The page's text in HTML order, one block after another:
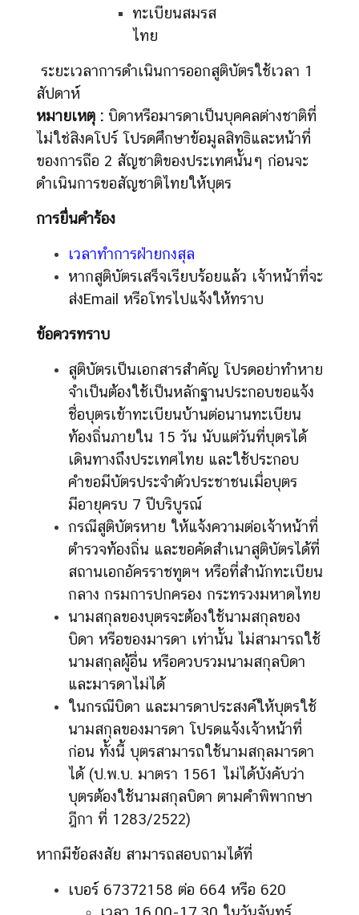
ทะเบียนสมรส
ไทย
ระยะเวลาการดำเนินการออกสูติบัตรใช้เวลา 1
สัปดาห์
หมายเหตุ : บิดาหรือมารดาเป็นบุคคลต่างชาติที่
ไม่ใช่สิงคโปร์ โปรดศึกษาข้อมูลสิทธิและหน้าที่
ของการถือ 2 สัญชาติของประเทศนั้นๆ ก่อนจะ
ดำเนินการขอสัญชาติไทยให้บุตร
การยื่นคำร้อง
เวลาทำการฝ่ายกงสุล
หากสูติบัตรเสร็จเรียบร้อยแล้ว เจ้าหน้าที่จะ
ส่งEmail หรือโทรไปแจ้งให้ทราบ
ข้อควรทราบ
สูติบัตรเป็นเอกสารสำคัญ โปรดอย่าทำหาย
จำเป็นต้องใช้เป็นหลักฐานประกอบขอแจ้ง
ชื่อบุตรเข้าทะเบียนบ้านต่อนานทะเบียน
ท้องถิ่นภายใน 15 วัน นับแต่วันที่บุตรได้
เดินทางถึงประเทศไทย และใช้ประกอบ
คำขอมีบัตรประจำตัวประชาชนเมื่อบุตร
มีอายุครบ 7 ปีบริบูรณ์
กรณีสูติบัตรหาย ให้แจ้งความต่อเจ้าหน้าที่
ตำรวจท้องถิ่น และขอคัดสำเนาสูติบัตรได้ที่
สถานเอกอัครราชทูตฯ หรือที่สำนักทะเบียน
กลาง กรมการปกครอง กระทรวงมหาดไทย
นามสกุลของบุตรจะต้องใช้นามสกุลของ
บิดา หรือของมารดา เท่านั้น ไม่สามารถใช้
นามสกุลผู้อื่น หรือควบรวมนามสกุลบิดา
และมารดาไม่ได้
ในกรณีบิดา และมารดาประสงค์ให้บุตรใช้
นามสกุลของมารดา โปรดแจ้งเจ้าหน้าที่
ก่อน ทั้งนี้ บุตรสามารถใช้นามสกุลมารดา
ได้ (ป.พ.บ. มาตรา 1561 ไม่ได้บังคับว่า
บุตรต้องใช้นามสกุลบิดา ตามคำพิพากษา
ฎีกา ที่ 1283/2522)
หากมีข้อสงสัย สามารถสอบถามได้ที่
เบอร์ 67372158 ต่อ 664 หรือ 620